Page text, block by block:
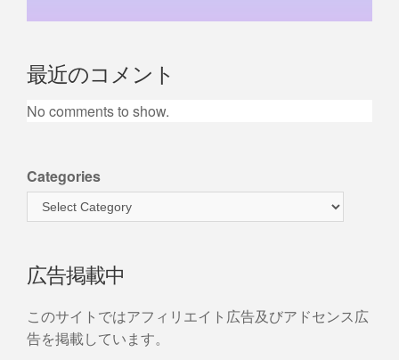
最近のコメント
No comments to show.
Categories
広告掲載中
このサイトではアフィリエイト広告及びアドセンス広
告を掲載しています。